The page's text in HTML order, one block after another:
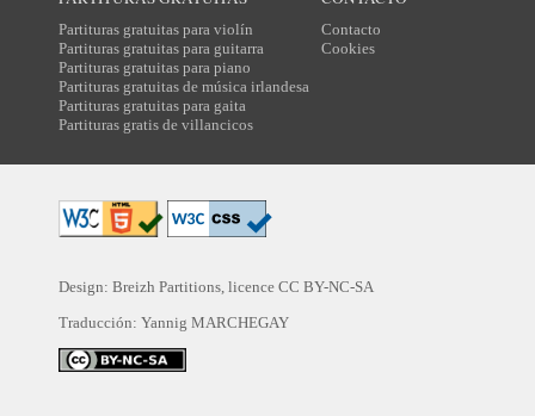
Partituras gratuitas para violín
Partituras gratuitas para guitarra
Partituras gratuitas para piano
Partituras gratuitas de música irlandesa
Partituras gratuitas para gaita
Partituras gratis de villancicos
Contacto
Cookies
Design: Breizh Partitions, licence CC BY-NC-SA
Traducción: Yannig MARCHEGAY